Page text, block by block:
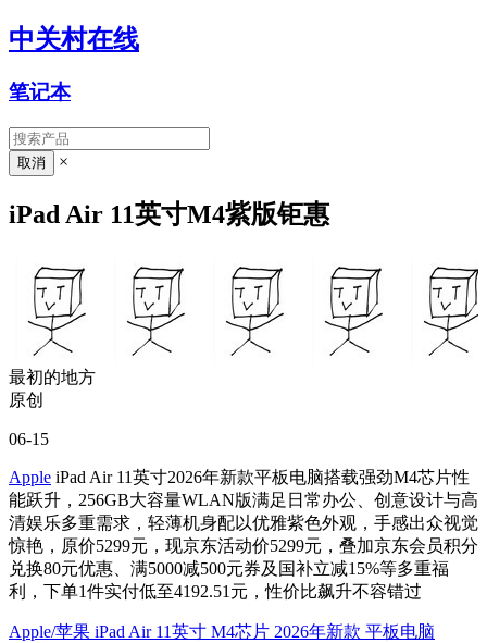
中关村在线
笔记本
×
iPad Air 11英寸M4紫版钜惠
最初的地方
原创
06-15
Apple iPad Air 11英寸2026年新款平板电脑搭载强劲M4芯片性
能跃升，256GB大容量WLAN版满足日常办公、创意设计与高
清娱乐多重需求，轻薄机身配以优雅紫色外观，手感出众视觉
惊艳，原价5299元，现京东活动价5299元，叠加京东会员积分
兑换80元优惠、满5000减500元券及国补立减15%等多重福
利，下单1件实付低至4192.51元，性价比飙升不容错过
Apple/苹果 iPad Air 11英寸 M4芯片 2026年新款 平板电脑